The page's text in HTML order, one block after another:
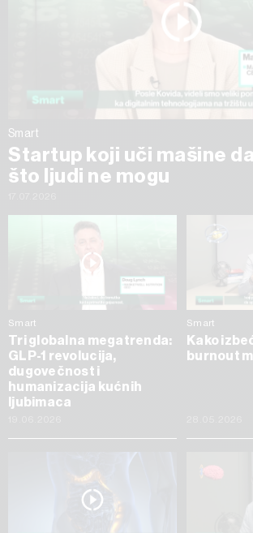
Smart
Startup koji uči mašine
što ljudi ne mogu
Smart
Tri globalna megatrenda:
GLP-1 revolucija,
dugovečnost i
humanizacija kućnih
ljubimaca
Smart
Kako
burnout